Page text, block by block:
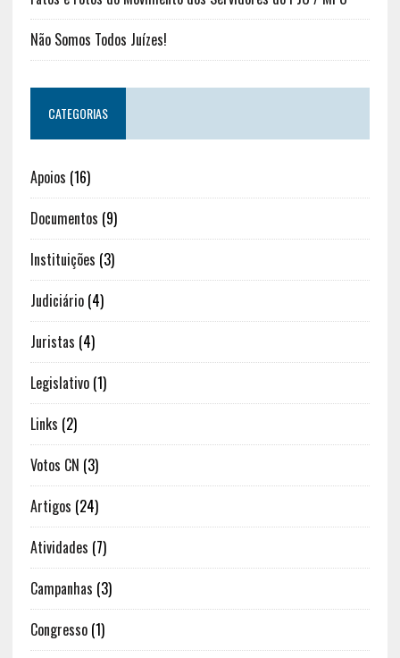
Não Somos Todos Juízes!
CATEGORIAS
Apoios (16)
Documentos (9)
Instituições (3)
Judiciário(4)
Juristas (4)
Legislativo(1)
Links (2)
Votos CN (3)
Artigos (24)
Atividades (7)
Campanhas (3)
Congresso(1)